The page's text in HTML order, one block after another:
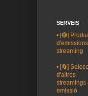
SERVEIS
• [🔴]
streaming
• [🔄]
d'altres
streamings
emissió